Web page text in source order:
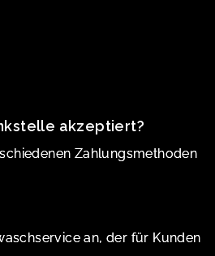
akzeptiert?
Zahlungsmethoden
an, der für Kunden